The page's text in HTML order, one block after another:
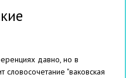
давно, но в
"ваковская